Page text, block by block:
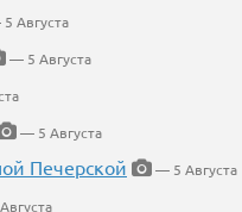
Августа
— 5 Августа
— 5 Августа
Печерской
— 5 Августа